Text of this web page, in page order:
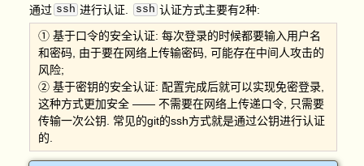
通过 ssh 进行认证. ssh 认证方式主要有2种:
① 基于口令的安全认证: 每次登录的时候都要输入用户名
和密码, 由于要在网络上传输密码, 可能存在中间人攻击的
风险;
② 基于密钥的安全认证: 配置完成后就可以实现免密登录,
这种方式更加安全 —— 不需要在网络上传递口令, 只需要
传输一次公钥. 常见的git的ssh方式就是通过公钥进行认证
的.